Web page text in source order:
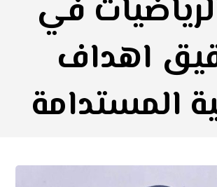
في
اهداف
المستدامة